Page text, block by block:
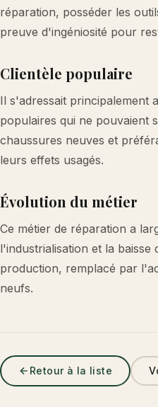
réparation, posséder les
preuve d'ingéniosité pour
Clientèle populaire
Il s'adressait principalement
populaires qui ne pouvaient
chaussures neuves et
leurs effets usagés.
Évolution du métier
Ce métier de réparation a
l'industrialisation et la baisse
production, remplacé par
neufs.
Retour à la liste